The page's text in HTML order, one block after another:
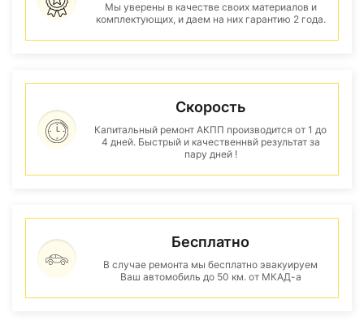
Мы уверены в качестве своих материалов и
комплектующих, и даем на них гарантию 2 года.
Скорость
Капитальный ремонт АКПП производится от 1 до
4 дней. Быстрый и качественнвй результат за
пару дней !
Бесплатно
В случае ремонта мы бесплатно эвакуируем
Ваш автомобиль до 50 км. от МКАД-а